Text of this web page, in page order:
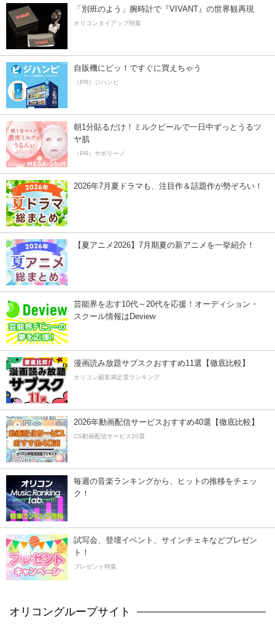
「別班のよう」腕時計で『VIVANT』の世界観再現
オリコンタイアップ特集
自販機にピッ！ですぐに買えちゃう
（PR）ジハンピ
朝1分貼るだけ！ミルクピールで一日中ずっとうるツ
ヤ肌
（PR）サボリーノ
2026年7月夏ドラマも、注目作＆話題作が勢ぞろい！
【夏アニメ2026】7月期夏の新アニメを一挙紹介！
芸能界を志す10代～20代を応援！オーディション・
スクール情報はDeview
漫画読み放題サブスクおすすめ11選【徹底比較】
オリコン顧客満足度ランキング
2026年動画配信サービスおすすめ40選【徹底比較】
CS動画配信サービス20選
毎週の音楽ランキングから、ヒットの推移をチェッ
ク！
試写会、登壇イベント、サインチェキなどプレゼン
ト！
プレゼント特集
オリコングループサイト